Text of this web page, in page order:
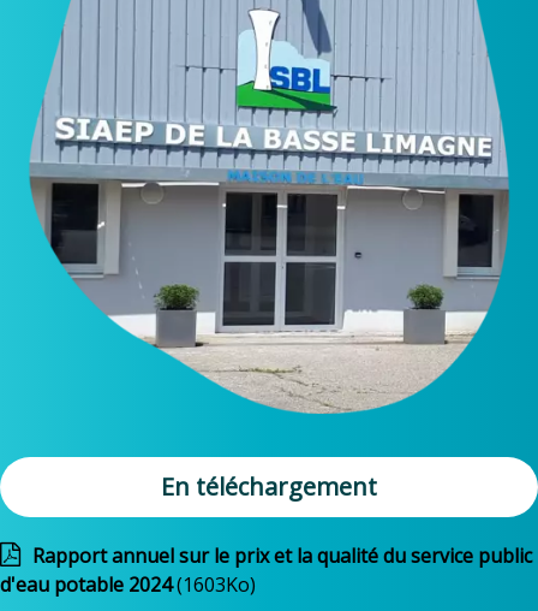
En téléchargement
Rapport annuel sur le prix et la qualité du service public
d'eau potable 2024(1603Ko)